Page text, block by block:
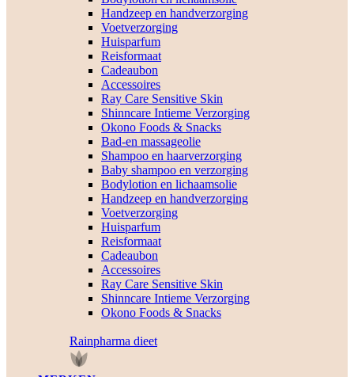
Handzeep en handverzorging
Voetverzorging
Huisparfum
Reisformaat
Cadeaubon
Accessoires
Ray Care Sensitive Skin
Shinncare Intieme Verzorging
Okono Foods & Snacks
Bad-en massageolie
Shampoo en haarverzorging
Baby shampoo en verzorging
Bodylotion en lichaamsolie
Handzeep en handverzorging
Voetverzorging
Huisparfum
Reisformaat
Cadeaubon
Accessoires
Ray Care Sensitive Skin
Shinncare Intieme Verzorging
Okono Foods & Snacks
Rainpharma dieet